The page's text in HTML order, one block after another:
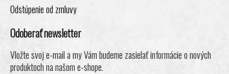
Odstúpenie od zmluvy
Odoberať newsletter
Vložte svoj e-mail a my Vám budeme zasielať informácie o nových
produktoch na našom e-shope.